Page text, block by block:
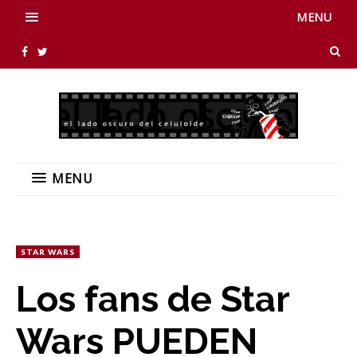
MENU
MENU
STAR WARS
Los fans de Star
Wars PUEDEN